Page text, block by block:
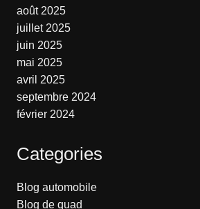
août 2025
juillet 2025
juin 2025
mai 2025
avril 2025
septembre 2024
février 2024
Categories
Blog automobile
Blog de quad